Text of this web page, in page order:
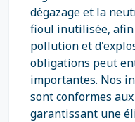
dégazage et la
fioul inutilisée, afin
pollution et
obligations peut
importantes. Nos
sont conformes
garantissant une